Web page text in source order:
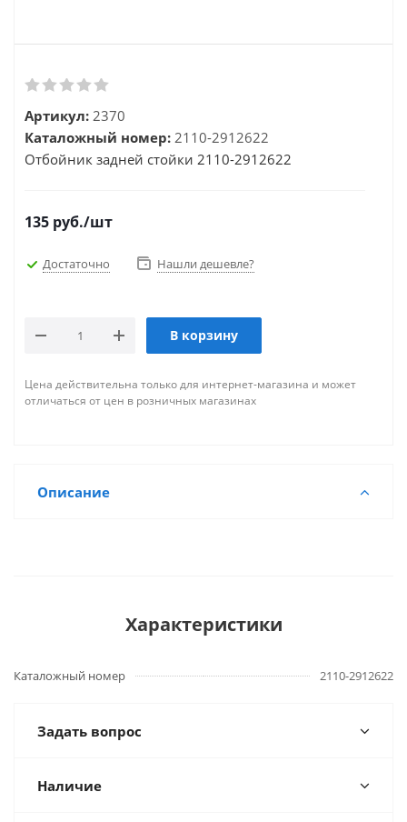
Артикул: 2370
Каталожный номер: 2110-2912622
Отбойник задней стойки 2110-2912622
135 руб./шт
Достаточно Нашли дешевле?
В корзину
Цена действительна только для интернет-магазина и может
отличаться от цен в розничных магазинах
Описание
Характеристики
Каталожный номер 2110-2912622
Задать вопрос
Наличие